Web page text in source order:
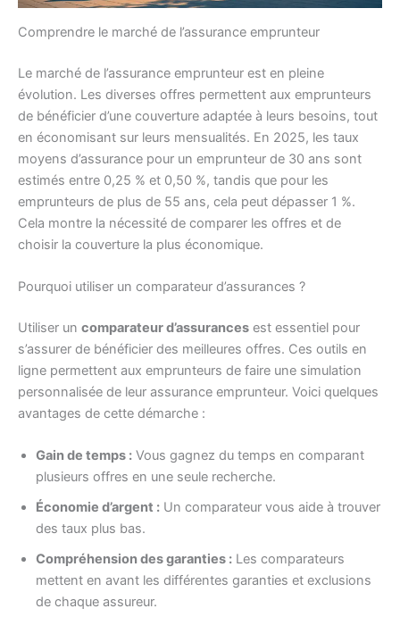
Comprendre le marché de l’assurance emprunteur
Le marché de l’assurance emprunteur est en pleine
évolution. Les diverses offres permettent aux emprunteurs
de bénéficier d’une couverture adaptée à leurs besoins, tout
en économisant sur leurs mensualités. En 2025, les taux
moyens d’assurance pour un emprunteur de 30 ans sont
estimés entre 0,25 % et 0,50 %, tandis que pour les
emprunteurs de plus de 55 ans, cela peut dépasser 1 %.
Cela montre la nécessité de comparer les offres et de
choisir la couverture la plus économique.
Pourquoi utiliser un comparateur d’assurances ?
Utiliser un comparateur d’assurances est essentiel pour
s’assurer de bénéficier des meilleures offres. Ces outils en
ligne permettent aux emprunteurs de faire une simulation
personnalisée de leur assurance emprunteur. Voici quelques
avantages de cette démarche :
Gain de temps : Vous gagnez du temps en comparant
plusieurs offres en une seule recherche.
Économie d’argent : Un comparateur vous aide à trouver
des taux plus bas.
Compréhension des garanties : Les comparateurs
mettent en avant les différentes garanties et exclusions
de chaque assureur.